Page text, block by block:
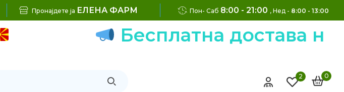
Пронајдете ја ЕЛЕНА ФАРМ Пон- Саб 8:00 - 21:00 , Нед - 8:00 - 13:00
Бесплатна достава на
2 0